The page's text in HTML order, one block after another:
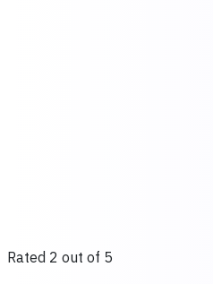
Rated 2 out of 5